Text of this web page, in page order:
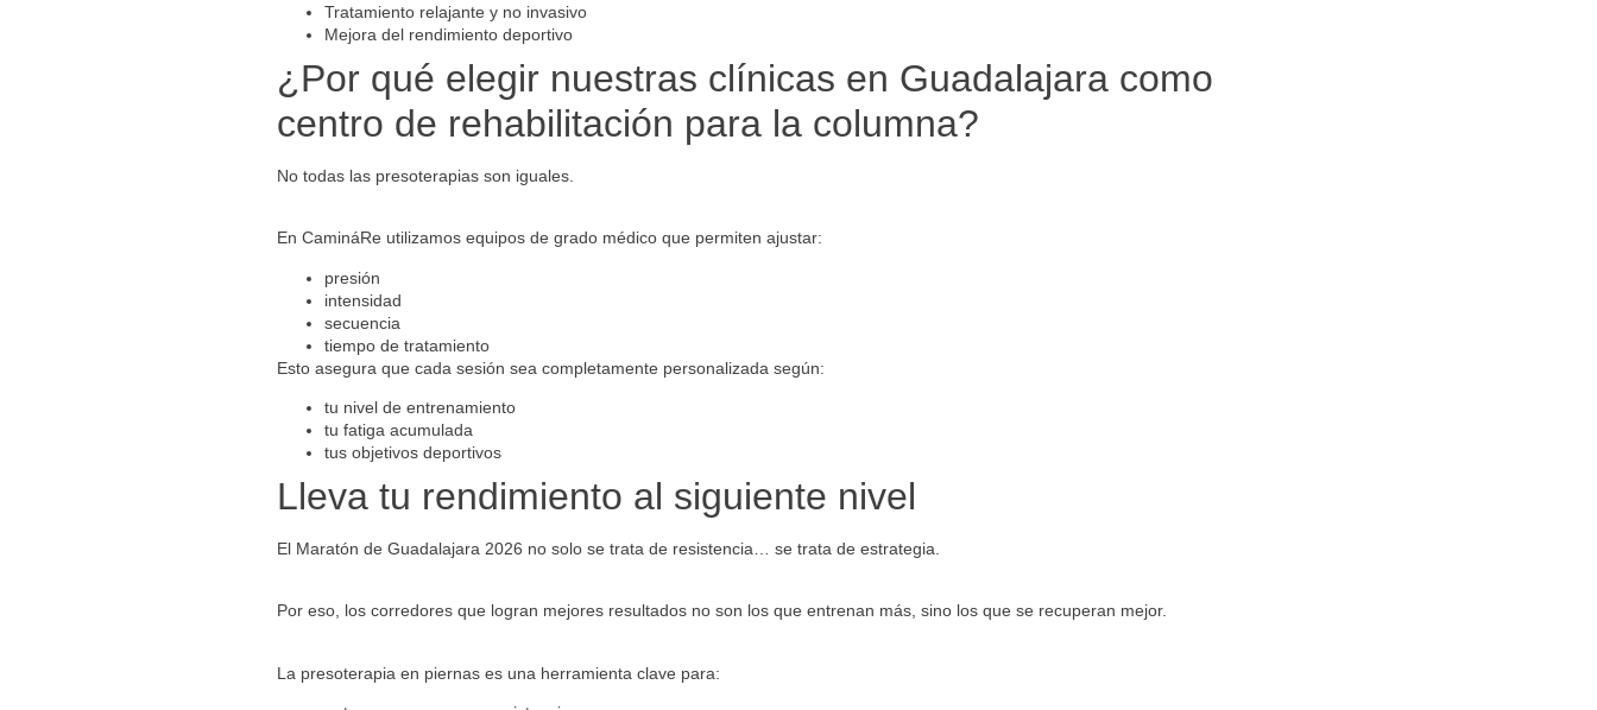
Tratamiento relajante y no invasivo
Mejora del rendimiento deportivo
¿Por qué elegir nuestras clínicas en Guadalajara como
centro de rehabilitación para la columna?
No todas las presoterapias son iguales.
En CamináRe utilizamos equipos de grado médico que permiten ajustar:
presión
intensidad
secuencia
tiempo de tratamiento
Esto asegura que cada sesión sea completamente personalizada según:
tu nivel de entrenamiento
tu fatiga acumulada
tus objetivos deportivos
Lleva tu rendimiento al siguiente nivel
El Maratón de Guadalajara 2026 no solo se trata de resistencia… se trata de estrategia.
Por eso, los corredores que logran mejores resultados no son los que entrenan más, sino los que se recuperan mejor.
La presoterapia en piernas es una herramienta clave para: